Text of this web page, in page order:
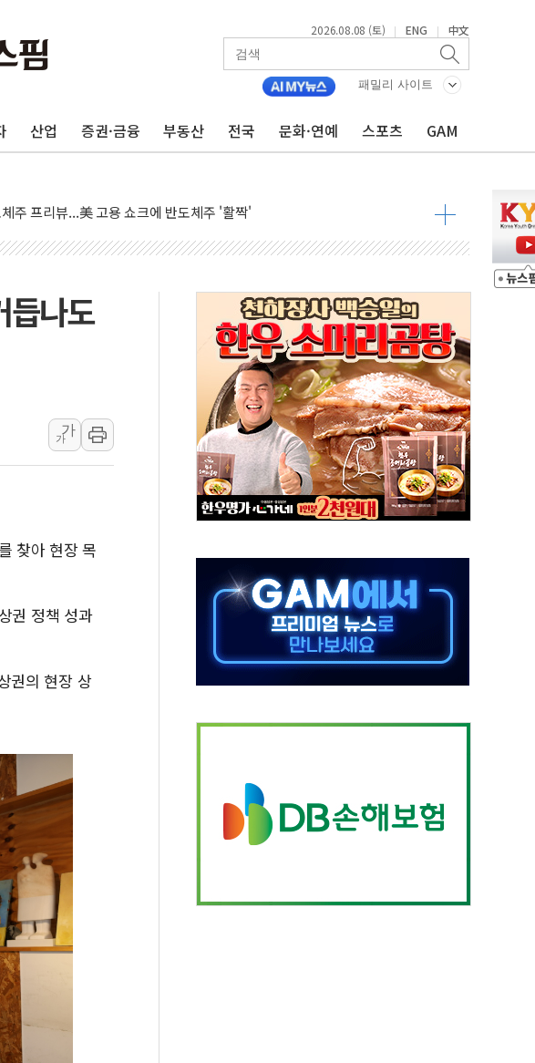
2026.08.08 (토) | ENG | 中文
패밀리 사이트
산업 증권·금융 부동산 전국 문화·연예 스포츠 GAM
, '공동방위협정' 체결… 이스라엘·이란 위협에 맞설 자체 억지력 강화
정명령 검토…"이르면 다음 주"
르그섬', 최근 1주일 이상 '올스톱'… 美 해상봉쇄 영향
급등…시장은 "또 개입했나" 촉각
쇼크에 금리 인상 우려 후퇴…나스닥 선물 1%대 상승
명 감소 '쇼크'…9월 금리 인상 기대 후퇴
...아틀라시안·클라우드플레어·태양광주↑ VS 트레이드데스크·웬디스↓
"6·25 미군 실종자 7359명 끝까지 찾겠다"
국 다음 100년 밑거름…수도권 집중 완화 전환점"
톤 부동산 2차 회의' 주재… "전폭적 공급 확대·속도전 총력"
콘 관세 15% 부과…美 태양광주 급등
지도자 위독…곧 사망해도 놀랍지 않아"
최대 규모 400MW 태양광 착공…여의도 1.6배 규모
나도
가
가
찾아 현장 목
권 정책 성과
권의 현장 상